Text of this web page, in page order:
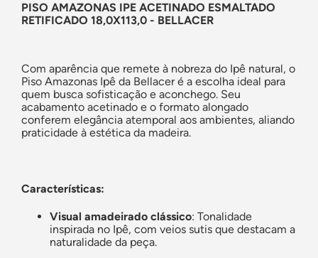
PISO AMAZONAS IPE ACETINADO ESMALTADO
RETIFICADO 18,0X113,0 - BELLACER
Com aparência que remete à nobreza do Ipê natural, o
Piso Amazonas Ipê da Bellacer é a escolha ideal para
quem busca sofisticação e aconchego. Seu
acabamento acetinado e o formato alongado
conferem elegância atemporal aos ambientes, aliando
praticidade à estética da madeira.
Características:
Visual amadeirado clássico: Tonalidade
inspirada no Ipê, com veios sutis que destacam a
naturalidade da peça.